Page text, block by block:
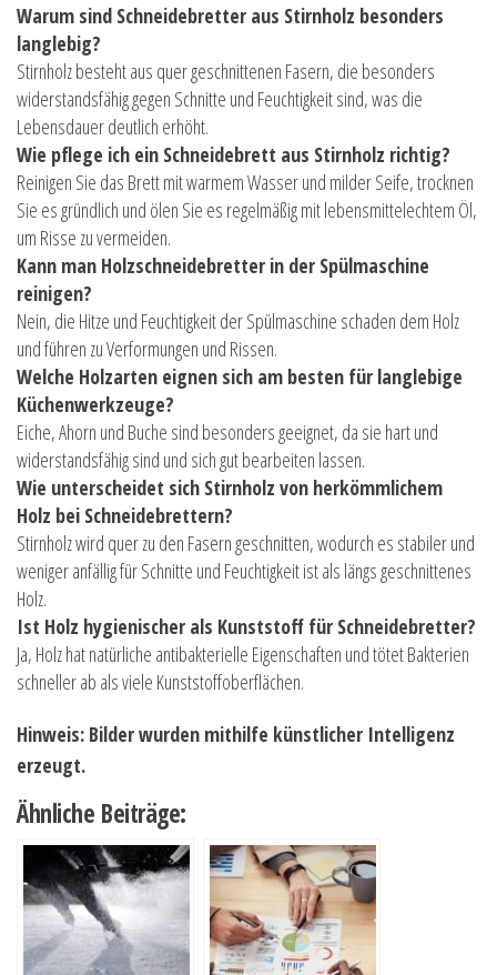
Warum sind Schneidebretter aus Stirnholz besonders
langlebig?
Stirnholz besteht aus quer geschnittenen Fasern, die besonders
widerstandsfähig gegen Schnitte und Feuchtigkeit sind, was die
Lebensdauer deutlich erhöht.
Wie pflege ich ein Schneidebrett aus Stirnholz richtig?
Reinigen Sie das Brett mit warmem Wasser und milder Seife, trocknen
Sie es gründlich und ölen Sie es regelmäßig mit lebensmittelechtem Öl,
um Risse zu vermeiden.
Kann man Holzschneidebretter in der Spülmaschine
reinigen?
Nein, die Hitze und Feuchtigkeit der Spülmaschine schaden dem Holz
und führen zu Verformungen und Rissen.
Welche Holzarten eignen sich am besten für langlebige
Küchenwerkzeuge?
Eiche, Ahorn und Buche sind besonders geeignet, da sie hart und
widerstandsfähig sind und sich gut bearbeiten lassen.
Wie unterscheidet sich Stirnholz von herkömmlichem
Holz bei Schneidebrettern?
Stirnholz wird quer zu den Fasern geschnitten, wodurch es stabiler und
weniger anfällig für Schnitte und Feuchtigkeit ist als längs geschnittenes
Holz.
Ist Holz hygienischer als Kunststoff für Schneidebretter?
Ja, Holz hat natürliche antibakterielle Eigenschaften und tötet Bakterien
schneller ab als viele Kunststoffoberflächen.
Hinweis: Bilder wurden mithilfe künstlicher Intelligenz
erzeugt.
Ähnliche Beiträge: